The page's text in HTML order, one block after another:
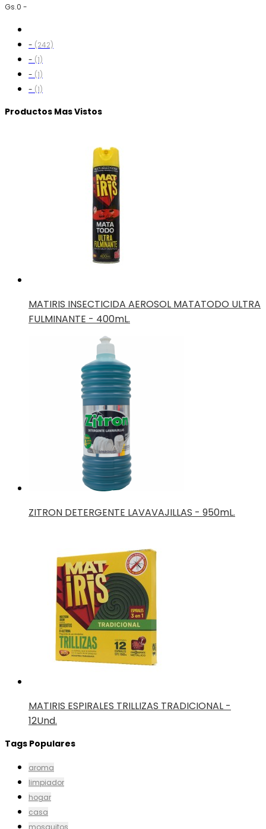
Gs.0 -
- (242)
- (1)
- (1)
- (1)
Productos Mas Vistos
MATIRIS INSECTICIDA AEROSOL MATATODO ULTRA
FULMINANTE - 400mL.
ZITRON DETERGENTE LAVAVAJILLAS - 950mL.
MATIRIS ESPIRALES TRILLIZAS TRADICIONAL -
12Und.
Tags Populares
aroma
limpiador
hogar
casa
mosquitos